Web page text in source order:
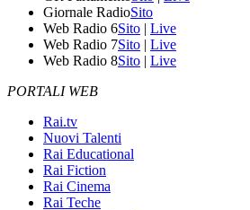
Giornale RadioSito
Web Radio 6Sito | Live
Web Radio 7Sito | Live
Web Radio 8Sito | Live
PORTALI WEB
Rai.tv
Nuovi Talenti
Rai Educational
Rai Fiction
Rai Cinema
Rai Teche